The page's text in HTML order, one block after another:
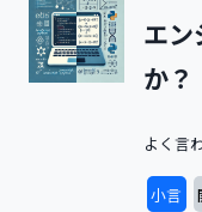
エン
か？
よく言
小言